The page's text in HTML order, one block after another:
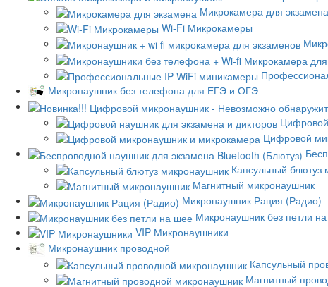
Микрокамера для экзамена
Wi-Fi Микрокамеры
Микронаушник без телефона для ЕГЭ и ОГЭ
Цифровой
Капсульный блютуз
Магнитный микронаушник
Микронаушник Рация (Радио)
Микронаушник без петли
VIP Микронаушники
Микронаушник проводной
Капсульный
Магнитный